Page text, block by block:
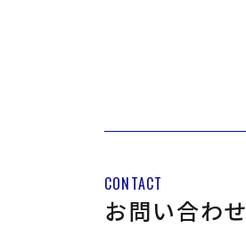
CONTACT
お問い合わせ